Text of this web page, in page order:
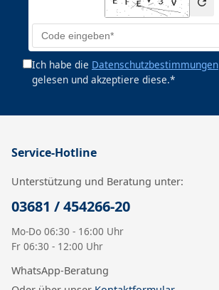
Ich habe die Datenschutzbestimmungen
gelesen und akzeptiere diese.*
Service-Hotline
Unterstützung und Beratung unter:
03681 / 454266-20
Mo-Do 06:30 - 16:00 Uhr
Fr 06:30 - 12:00 Uhr
WhatsApp-Beratung